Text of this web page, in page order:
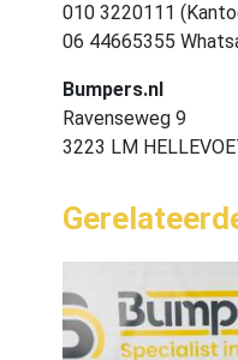
010 3220111
06 44665355
Bumpers.nl
Ravenseweg 9
3223 LM